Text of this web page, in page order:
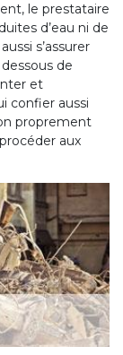
le prestataire
d’eau ni de
s’assurer
de
et
confier aussi
proprement
aux